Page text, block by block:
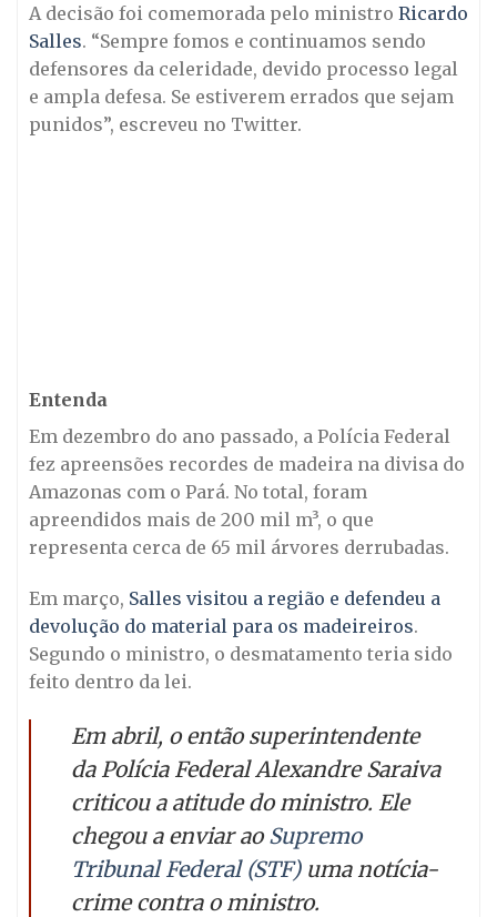
A decisão foi comemorada pelo ministro Ricardo
Salles. “Sempre fomos e continuamos sendo
defensores da celeridade, devido processo legal
e ampla defesa. Se estiverem errados que sejam
punidos”, escreveu no Twitter.
Entenda
Em dezembro do ano passado, a Polícia Federal
fez apreensões recordes de madeira na divisa do
Amazonas com o Pará. No total, foram
apreendidos mais de 200 mil m³, o que
representa cerca de 65 mil árvores derrubadas.
Em março, Salles visitou a região e defendeu a
devolução do material para os madeireiros.
Segundo o ministro, o desmatamento teria sido
feito dentro da lei.
Em abril, o então superintendente
da Polícia Federal Alexandre Saraiva
criticou a atitude do ministro. Ele
chegou a enviar aoSupremo
Tribunal Federal (STF)uma notícia-
crime contra o ministro.